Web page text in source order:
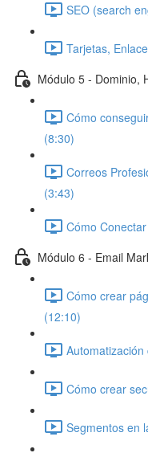
SEO (search
Tarjetas,
Módulo 5 - Dominio,
Cómo
(8:30)
Correos
(3:43)
Cómo
Módulo 6 - Email
Cómo crear
(12:10)
Cómo crear
Segmentos en